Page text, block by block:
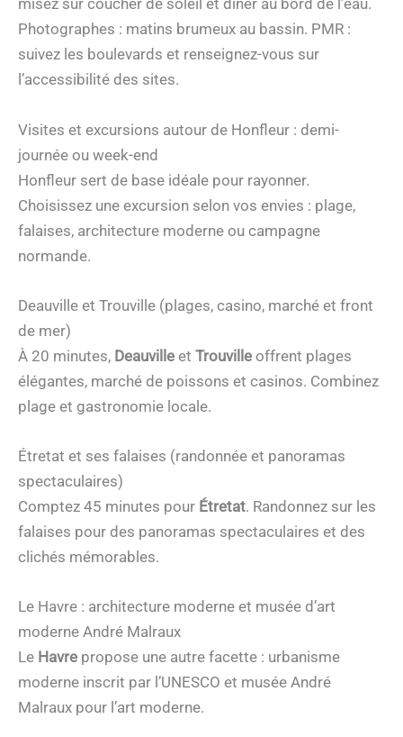
misez sur coucher de soleil et dîner au bord de l’eau.
Photographes : matins brumeux au bassin. PMR :
suivez les boulevards et renseignez-vous sur
l’accessibilité des sites.
Visites et excursions autour de Honfleur : demi-
journée ou week-end
Honfleur sert de base idéale pour rayonner.
Choisissez une excursion selon vos envies : plage,
falaises, architecture moderne ou campagne
normande.
Deauville et Trouville (plages, casino, marché et front
de mer)
À 20 minutes, Deauville et Trouville offrent plages
élégantes, marché de poissons et casinos. Combinez
plage et gastronomie locale.
Étretat et ses falaises (randonnée et panoramas
spectaculaires)
Comptez 45 minutes pour Étretat. Randonnez sur les
falaises pour des panoramas spectaculaires et des
clichés mémorables.
Le Havre : architecture moderne et musée d’art
moderne André Malraux
Le Havre propose une autre facette : urbanisme
moderne inscrit par l’UNESCO et musée André
Malraux pour l’art moderne.